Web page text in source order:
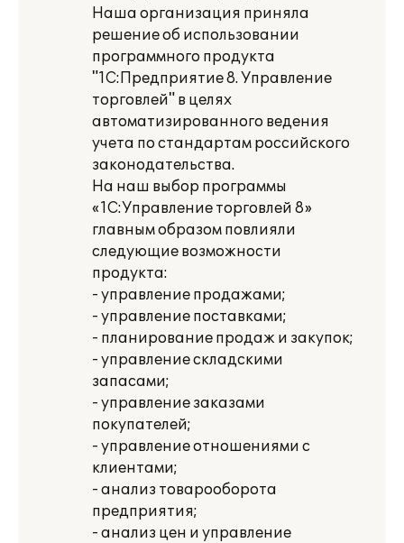
Наша организация приняла
решение об использовании
программного продукта
"1С:Предприятие 8. Управление
торговлей" в целях
автоматизированного ведения
учета по стандартам российского
законодательства.
На наш выбор программы
«1С:Управление торговлей 8»
главным образом повлияли
следующие возможности
продукта:
- управление продажами;
- управление поставками;
- планирование продаж и закупок;
- управление складскими
запасами;
- управление заказами
покупателей;
- управление отношениями с
клиентами;
- анализ товарооборота
предприятия;
- анализ цен и управление